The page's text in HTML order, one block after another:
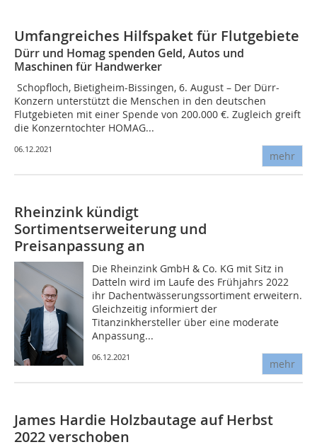
Umfangreiches Hilfspaket für Flutgebiete
Dürr und Homag spenden Geld, Autos und
Maschinen für Handwerker
Schopfloch, Bietigheim-Bissingen, 6. August – Der Dürr-
Konzern unterstützt die Menschen in den deutschen
Flutgebieten mit einer Spende von 200.000 €. Zugleich greift
die Konzerntochter HOMAG...
06.12.2021
mehr
Rheinzink kündigt
Sortimentserweiterung und
Preisanpassung an
Die Rheinzink GmbH & Co. KG mit Sitz in
Datteln wird im Laufe des Frühjahrs 2022
ihr Dachentwässerungssortiment erweitern.
Gleichzeitig informiert der
Titanzinkhersteller über eine moderate
Anpassung...
06.12.2021
mehr
James Hardie Holzbautage auf Herbst
2022 verschoben